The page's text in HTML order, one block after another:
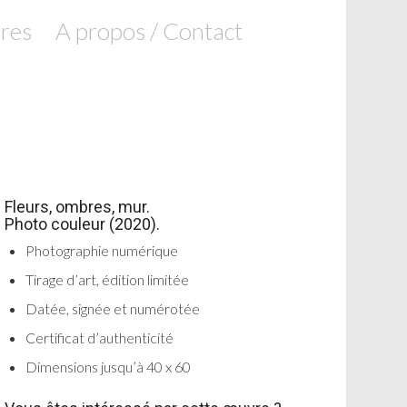
A propos / Contact
Fleurs, ombres, mur.
Photo couleur (2020).
Photographie numérique
Tirage d’art, édition limitée
Datée, signée et numérotée
Certificat d’authenticité
Dimensions jusqu’à 40 x 60